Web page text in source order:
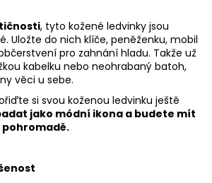
, tyto kožené ledvinky jsou
Uložte do nich klíče, peněženku, mobil
pro zahnání hladu. Takže už
kabelku nebo neohrabaný batoh,
věci u sebe.
si svou koženou ledvinku ještě
jako módní ikona a budete mít
pohromadě.